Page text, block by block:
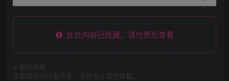
此处内容已隐藏，请付费后查看
版权声明
文章版权归作者所有，未经允许请勿转载。